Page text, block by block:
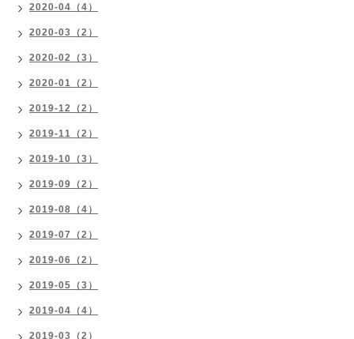
2020-04（4）
2020-03（2）
2020-02（3）
2020-01（2）
2019-12（2）
2019-11（2）
2019-10（3）
2019-09（2）
2019-08（4）
2019-07（2）
2019-06（2）
2019-05（3）
2019-04（4）
2019-03（2）